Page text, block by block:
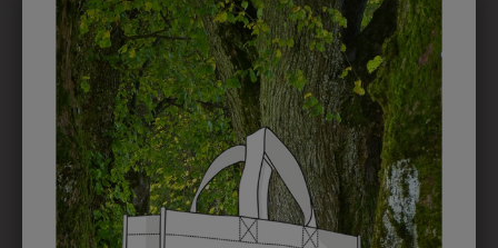
DAS KÖNNTE IHNEN
AUCH GEFALLEN